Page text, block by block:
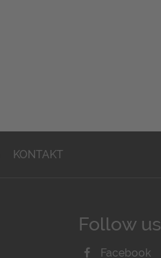
KONTAKT
Follow us
Facebook